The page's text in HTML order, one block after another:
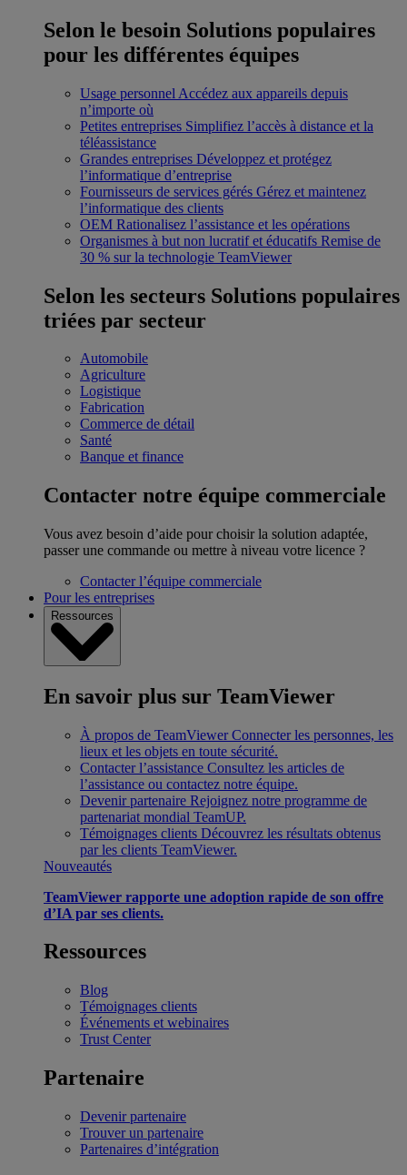
Selon le besoin Solutions populaires
pour les différentes équipes
Usage personnel Accédez aux appareils depuis
n’importe où
Petites entreprises Simplifiez l’accès à distance et la
téléassistance
Grandes entreprises Développez et protégez
l’informatique d’entreprise
Fournisseurs de services gérés Gérez et maintenez
l’informatique des clients
OEM Rationalisez l’assistance et les opérations
Organismes à but non lucratif et éducatifs Remise de
30 % sur la technologie TeamViewer
Selon les secteurs Solutions populaires
triées par secteur
Automobile
Agriculture
Logistique
Fabrication
Commerce de détail
Santé
Banque et finance
Contacter notre équipe commerciale
Vous avez besoin d’aide pour choisir la solution adaptée,
passer une commande ou mettre à niveau votre licence ?
Contacter l’équipe commerciale
Pour les entreprises
Ressources
En savoir plus sur TeamViewer
À propos de TeamViewer Connecter les personnes, les
lieux et les objets en toute sécurité.
Contacter l’assistance Consultez les articles de
l’assistance ou contactez notre équipe.
Devenir partenaire Rejoignez notre programme de
partenariat mondial TeamUP.
Témoignages clients Découvrez les résultats obtenus
par les clients TeamViewer.
Nouveautés
TeamViewer rapporte une adoption rapide de son offre
d’IA par ses clients.
Ressources
Blog
Témoignages clients
Événements et webinaires
Trust Center
Partenaire
Devenir partenaire
Trouver un partenaire
Partenaires d’intégration